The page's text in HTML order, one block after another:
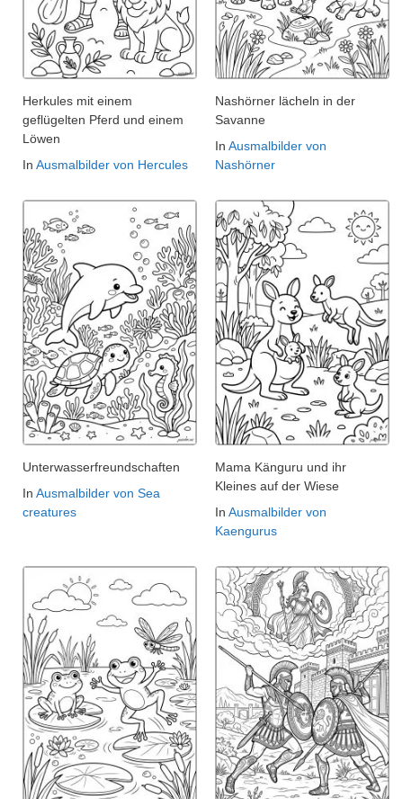
Herkules mit einem
geflügelten Pferd und einem
Löwen
In Ausmalbilder von Hercules
Nashörner lächeln in der
Savanne
In Ausmalbilder von
Nashörner
Unterwasserfreundschaften
In Ausmalbilder von Sea
creatures
Mama Känguru und ihr
Kleines auf der Wiese
In Ausmalbilder von
Kaengurus